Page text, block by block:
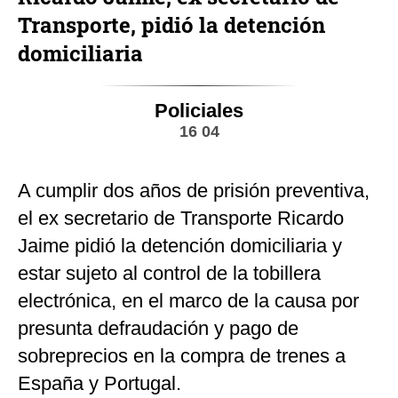
Transporte, pidió la detención
domiciliaria
Policiales
16 04
A cumplir dos años de prisión preventiva,
el ex secretario de Transporte Ricardo
Jaime pidió la detención domiciliaria y
estar sujeto al control de la tobillera
electrónica, en el marco de la causa por
presunta defraudación y pago de
sobreprecios en la compra de trenes a
España y Portugal.